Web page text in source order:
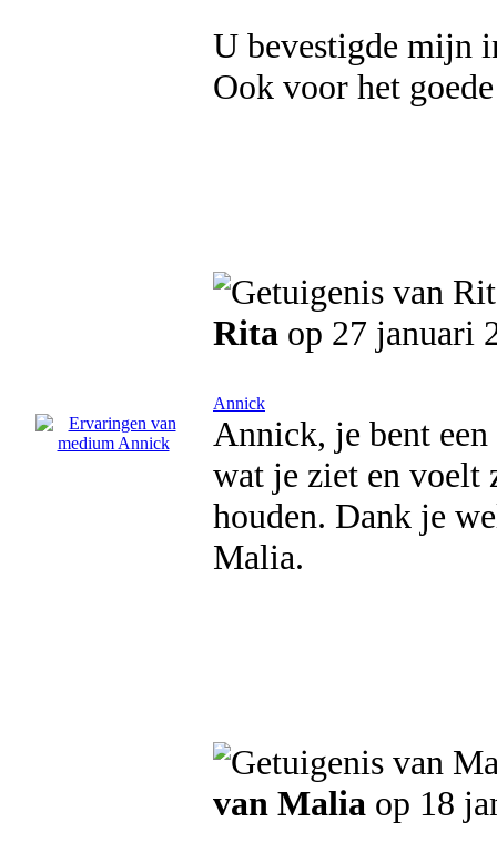
U bevestigde mijn
Ook voor het
Rita op 27 januari
Annick
Annick, je bent
wat je ziet en voelt
houden. Dank je
Malia.
van Malia op 18